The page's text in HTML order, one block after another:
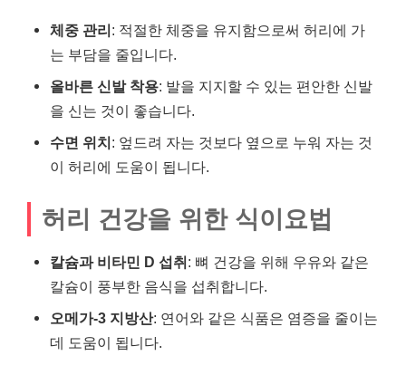
체중 관리 : 적절한 체중을 유지함으로써 허리에 가
는 부담을 줄입니다.
올바른 신발 착용: 발을 지지할 수 있는 편안한 신발
을 신는 것이 좋습니다.
수면 위치 : 엎드려 자는 것보다 옆으로 누워 자는 것
이 허리에 도움이 됩니다.
허리 건강을 위한 식이요법
칼슘과 비타민 D 섭취 : 뼈 건강을 위해 우유와 같은
칼슘이 풍부한 음식을 섭취합니다.
오메가-3 지방산: 연어와 같은 식품은 염증을 줄이는
데 도움이 됩니다.